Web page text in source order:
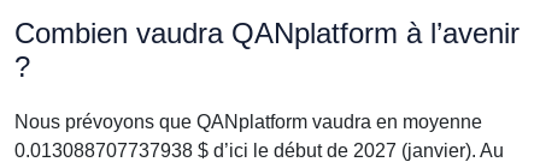
Combien vaudra QANplatform à l’avenir
?
Nous prévoyons que QANplatform vaudra en moyenne
0.013088707737938 $ d’ici le début de 2027 (janvier). Au